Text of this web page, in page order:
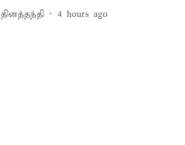
தினத்தந்தி 4 hours ago